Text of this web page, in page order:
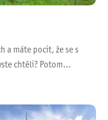
a máte pocit, že se s
chtěli? Potom…